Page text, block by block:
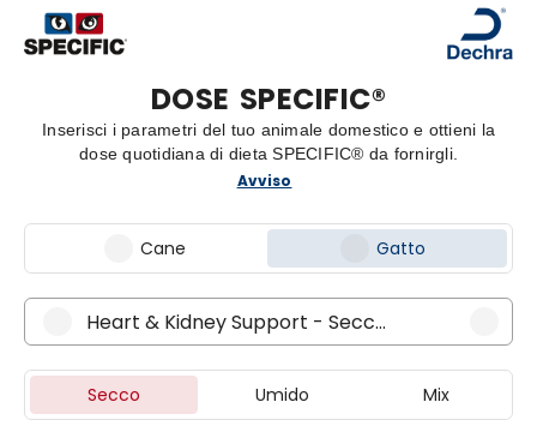
DOSE SPECIFIC®
Inserisci i parametri del tuo animale domestico e ottieni la
dose quotidiana di dieta SPECIFIC® da fornirgli.
Avviso
Cane Gatto
Heart & Kidney Support - Secco e Bocconcini
Secco Umido Mix